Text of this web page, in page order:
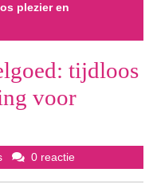
plezier en
tijdloos
voor
maanenmuis
0 reactie